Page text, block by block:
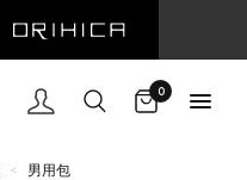
0
< 男用包